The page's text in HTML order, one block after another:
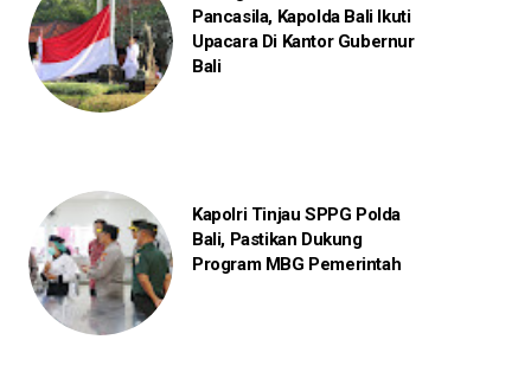
Pancasila, Kapolda Bali Ikuti
Upacara Di Kantor Gubernur
Bali
Kapolri Tinjau SPPG Polda
Bali, Pastikan Dukung
Program MBG Pemerintah